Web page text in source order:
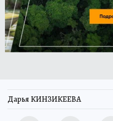
Дарья КИНЗИКЕЕВА